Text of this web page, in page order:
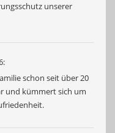
unserer
schon seit über 20
und kümmert sich um